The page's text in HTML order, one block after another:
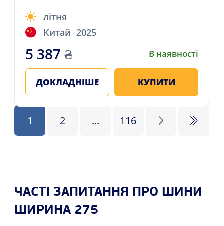
літня
Китай 2025
5 387 ₴ В наявності
ДОКЛАДНІШЕ КУПИТИ
1 2 ... 116
ЧАСТІ ЗАПИТАННЯ ПРО ШИНИ
ШИРИНА 275